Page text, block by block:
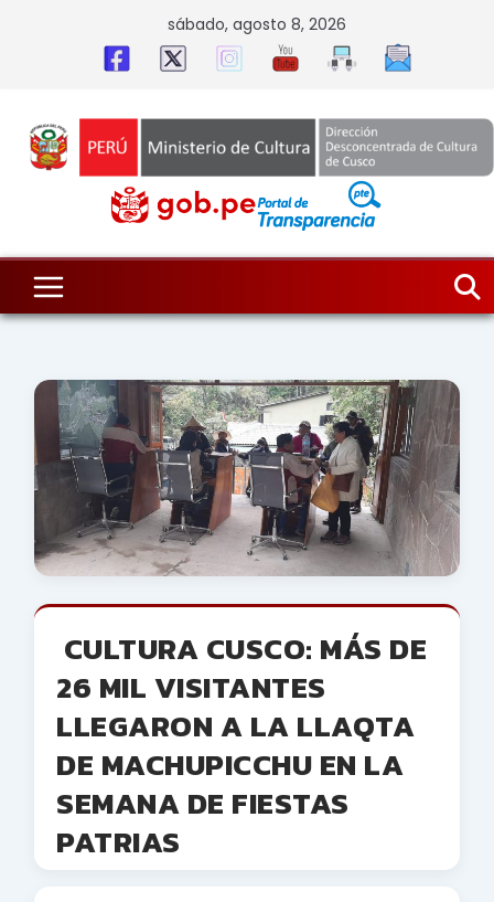
sábado, agosto 8, 2026
CULTURA CUSCO: MÁS DE
26 MIL VISITANTES
LLEGARON A LA LLAQTA
DE MACHUPICCHU EN LA
SEMANA DE FIESTAS
PATRIAS